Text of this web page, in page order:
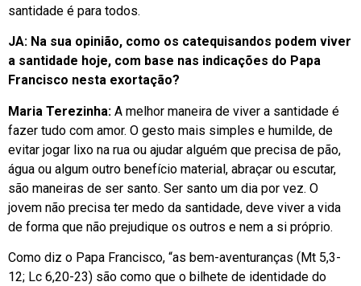
santidade é para todos.
JA: Na sua opinião, como os catequisandos podem viver
a santidade hoje, com base nas indicações do Papa
Francisco nesta exortação?
Maria Terezinha: A melhor maneira de viver a santidade é
fazer tudo com amor. O gesto mais simples e humilde, de
evitar jogar lixo na rua ou ajudar alguém que precisa de pão,
água ou algum outro benefício material, abraçar ou escutar,
são maneiras de ser santo. Ser santo um dia por vez. O
jovem não precisa ter medo da santidade, deve viver a vida
de forma que não prejudique os outros e nem a si próprio.
Como diz o Papa Francisco, “as bem-aventuranças (Mt 5,3-
12; Lc 6,20-23) são como que o bilhete de identidade do